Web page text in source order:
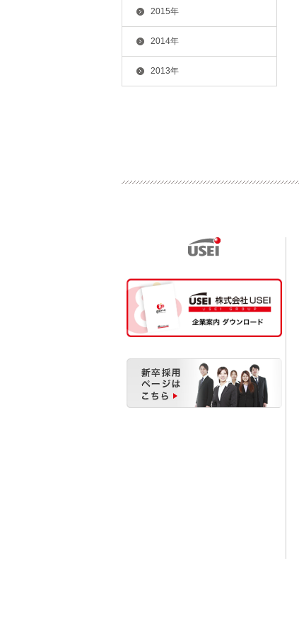
2015年
2014年
2013年